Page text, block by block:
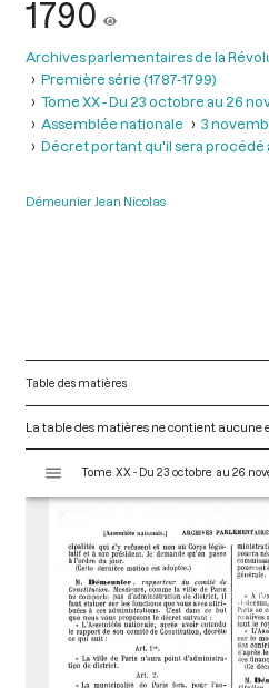
1790
Archives parlementaires de la
Première série (1787-1799)
Tome XX - Du 23 octobre au 26
Assemblée nationale
3
Décret portant qu'il sera procédé
Démeunier Jean Nicolas
Table des matières
La table des matières ne contient aucune
s
Tome XX - Du 23 octobre au 26